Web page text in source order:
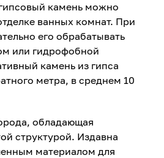
камень можно
ванных комнат. При
его обрабатывать
или гидрофобной
камень из гипса
метра, в среднем 10
обладающая
структурой. Издавна
материалом для